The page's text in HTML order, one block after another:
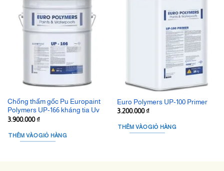
Chống thấm gốc Pu Europaint
Polymers UP-166 kháng tia Uv
3.900.000₫
THÊM VÀO GIỎ HÀNG
Euro Polymers UP-100 Primer
3.200.000₫
THÊM VÀO GIỎ HÀNG